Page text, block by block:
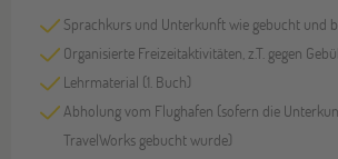
Sprachkurs und Unterkunft wie gebucht und
Organisierte Freizeitaktivitäten, z.T. gegen
Lehrmaterial (1. Buch)
Abholung vom Flughafen (sofern die
TravelWorks gebucht wurde)